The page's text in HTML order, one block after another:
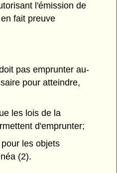
l'émission de
fait preuve
pas emprunter au-
pour atteindre,
les lois de la
d'emprunter;
les objets
(2).